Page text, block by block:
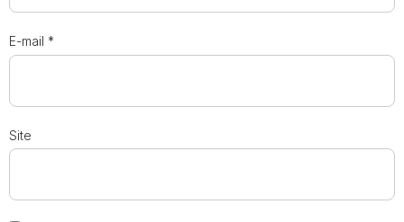
E-mail *
Site